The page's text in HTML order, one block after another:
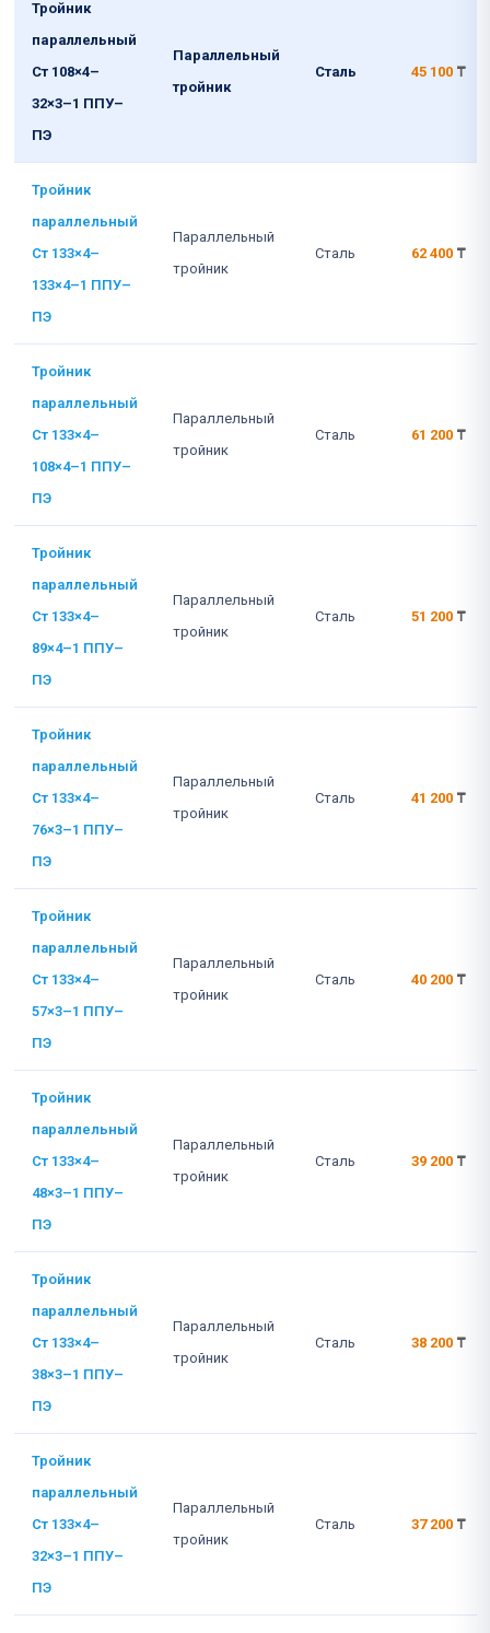
Тройник
параллельный
Ст 108×4–
32×3–1 ППУ–
ПЭ
Параллельный
тройник
Сталь 45 100 ₸
Тройник
параллельный
Ст 133×4–
133×4–1 ППУ–
ПЭ
Параллельный
тройник
Сталь 62 400 ₸
Тройник
параллельный
Ст 133×4–
108×4–1 ППУ–
ПЭ
Параллельный
тройник
Сталь 61 200 ₸
Тройник
параллельный
Ст 133×4–
89×4–1 ППУ–
ПЭ
Параллельный
тройник
Сталь 51 200 ₸
Тройник
параллельный
Ст 133×4–
76×3–1 ППУ–
ПЭ
Параллельный
тройник
Сталь 41 200 ₸
Тройник
параллельный
Ст 133×4–
57×3–1 ППУ–
ПЭ
Параллельный
тройник
Сталь 40 200 ₸
Тройник
параллельный
Ст 133×4–
48×3–1 ППУ–
ПЭ
Параллельный
тройник
Сталь 39 200 ₸
Тройник
параллельный
Ст 133×4–
38×3–1 ППУ–
ПЭ
Параллельный
тройник
Сталь 38 200 ₸
Тройник
параллельный
Ст 133×4–
32×3–1 ППУ–
ПЭ
Параллельный
тройник
Сталь 37 200 ₸